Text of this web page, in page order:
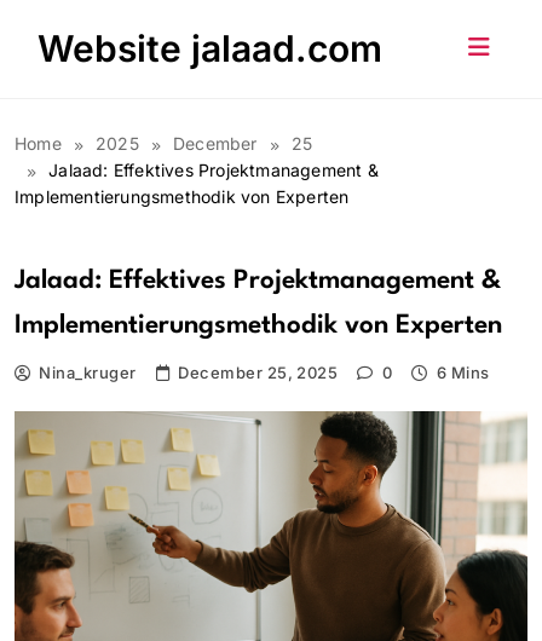
Website jalaad.com
Home 2025 December
25
Jalaad: Effektives Projektmanagement &
Implementierungsmethodik von Experten
Jalaad: Effektives Projektmanagement &
Implementierungsmethodik von Experten
Nina_kruger December 25, 2025 0 6 Mins